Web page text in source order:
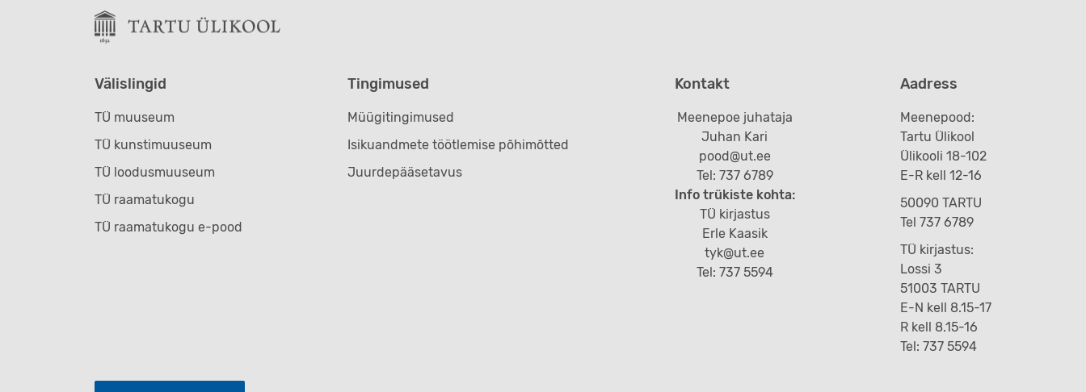
Välislingid
TÜ muuseum
TÜ kunstimuuseum
TÜ loodusmuuseum
TÜ raamatukogu
TÜ raamatukogu e-pood
Tingimused
Müügitingimused
Isikuandmete töötlemise põhimõtted
Juurdepääsetavus
Kontakt
Meenepoe juhataja
Juhan Kari
pood@ut.ee
Tel: 737 6789
Info trükiste kohta:
TÜ kirjastus
Erle Kaasik
tyk@ut.ee
Tel: 737 5594
Aadress
Meenepood:
Tartu Ülikool
Ülikooli 18-102
E-R kell 12-16
50090 TARTU
Tel 737 6789
TÜ kirjastus:
Lossi 3
51003 TARTU
E-N kell 8.15-17
R kell 8.15-16
Tel: 737 5594